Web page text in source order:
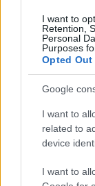
I want to
Retention,
Personal
Purposes
Opted Out
Google
I want to
related to
device
I want to
ευρώ και
κουζίνας
3-3-3 rule: